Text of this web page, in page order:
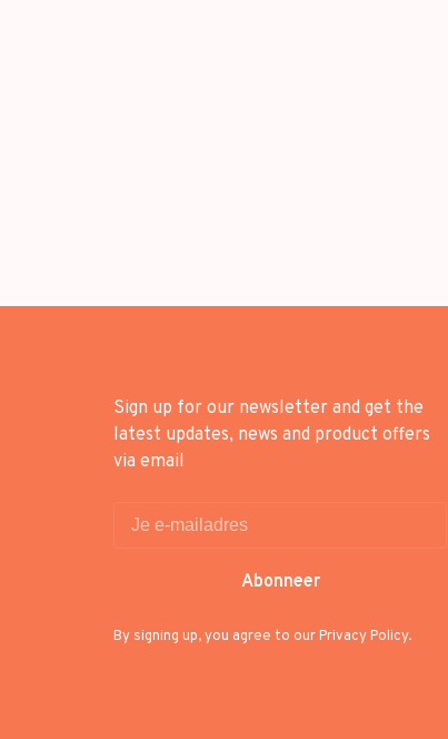
Sign up for our newsletter and get the
latest updates, news and product offers
via email
Abonneer
By signing up, you agree to our Privacy Policy.